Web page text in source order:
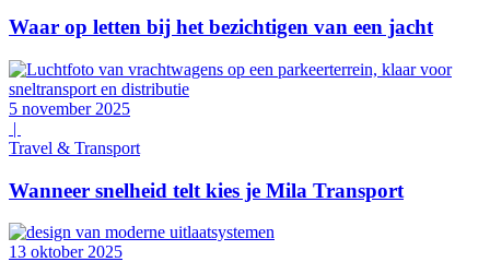
Waar op letten bij het bezichtigen van een jacht
5 november 2025
|
Travel & Transport
Wanneer snelheid telt kies je Mila Transport
13 oktober 2025